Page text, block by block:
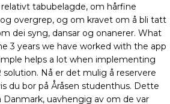
tabubelagde, om hårfine
overgrep, og om kravet om å bli tatt
dei syng, dansar og onanerer. What
3 years we have worked with the app
helps a lot when implementing
solution. Nå er det mulig å reservere
du bor på Åråsen studenthus. Dette
uavhengig av om de var